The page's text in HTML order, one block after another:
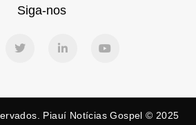
Siga-nos
Piauí Notícias Gospel © 2025